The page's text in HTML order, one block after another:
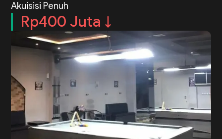
Akuisisi Penuh
Rp400 Juta